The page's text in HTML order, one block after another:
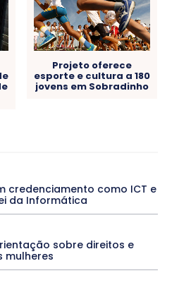
Projeto oferece
esporte e cultura a 180
jovens em Sobradinho
DANÇA Dengue
Denuncia
DESTAQUE DF
DESTAQUE SAÚDE
E OPORTUNIDADES
ENTORNO
Santo
Featured
Febre Amarela
credenciamento como ICT e
da Informática
sobre direitos e
mulheres